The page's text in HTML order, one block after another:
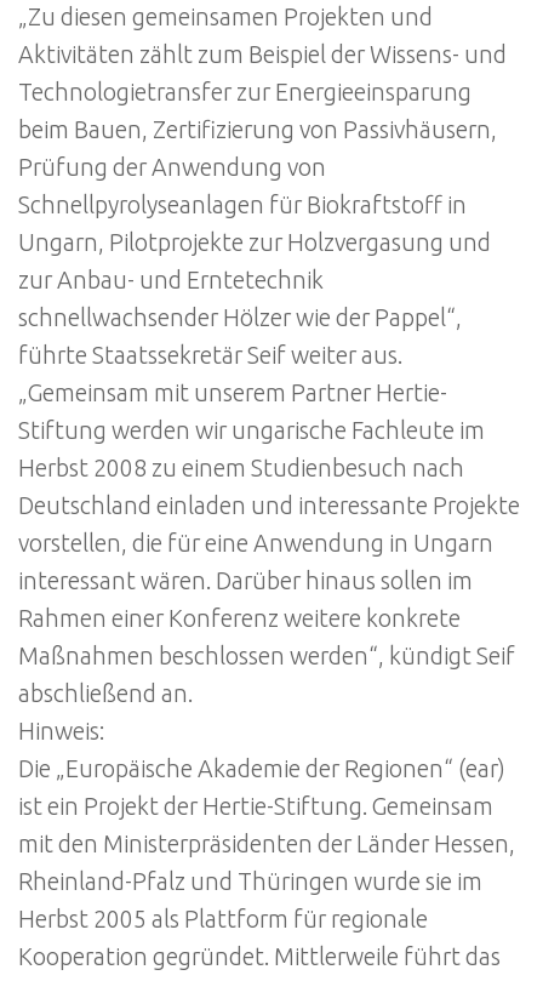
„Zu diesen gemeinsamen Projekten und
Aktivitäten zählt zum Beispiel der Wissens- und
Technologietransfer zur Energieeinsparung
beim Bauen, Zertifizierung von Passivhäusern,
Prüfung der Anwendung von
Schnellpyrolyseanlagen für Biokraftstoff in
Ungarn, Pilotprojekte zur Holzvergasung und
zur Anbau- und Erntetechnik
schnellwachsender Hölzer wie der Pappel“,
führte Staatssekretär Seif weiter aus.
„Gemeinsam mit unserem Partner Hertie-
Stiftung werden wir ungarische Fachleute im
Herbst 2008 zu einem Studienbesuch nach
Deutschland einladen und interessante Projekte
vorstellen, die für eine Anwendung in Ungarn
interessant wären. Darüber hinaus sollen im
Rahmen einer Konferenz weitere konkrete
Maßnahmen beschlossen werden“, kündigt Seif
abschließend an.
Hinweis:
Die „Europäische Akademie der Regionen“ (ear)
ist ein Projekt der Hertie-Stiftung. Gemeinsam
mit den Ministerpräsidenten der Länder Hessen,
Rheinland-Pfalz und Thüringen wurde sie im
Herbst 2005 als Plattform für regionale
Kooperation gegründet. Mittlerweile führt das